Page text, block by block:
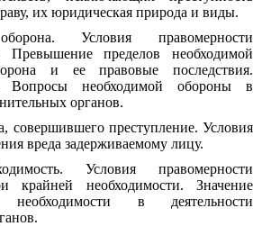
их юридическая природа и виды.
Условия правомерности
Превышение пределов необходимой
и ее правовые последствия.
Вопросы необходимой обороны в
органов.
совершившего преступление. Условия
вреда задерживаемому лицу.
Условия правомерности
крайней необходимости. Значение
в деятельности